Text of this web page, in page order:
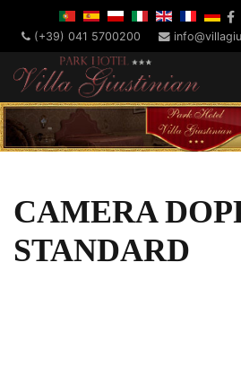
(+39) 041 5700200
CAMERA
STANDARD